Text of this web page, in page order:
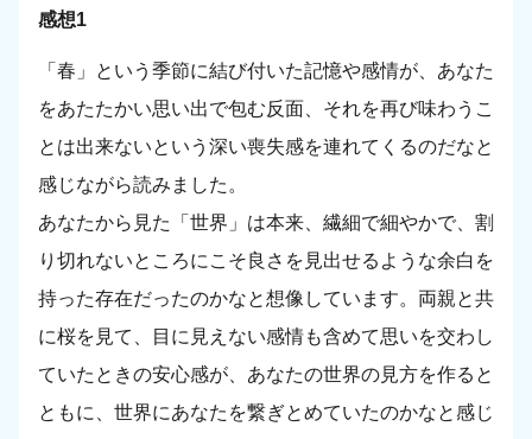
感想1
「春」という季節に結び付いた記憶や感情が、あなた
をあたたかい思い出で包む反面、それを再び味わうこ
とは出来ないという深い喪失感を連れてくるのだなと
感じながら読みました。
あなたから見た「世界」は本来、繊細で細やかで、割
り切れないところにこそ良さを見出せるような余白を
持った存在だったのかなと想像しています。両親と共
に桜を見て、目に見えない感情も含めて思いを交わし
ていたときの安心感が、あなたの世界の見方を作ると
ともに、世界にあなたを繋ぎとめていたのかなと感じ